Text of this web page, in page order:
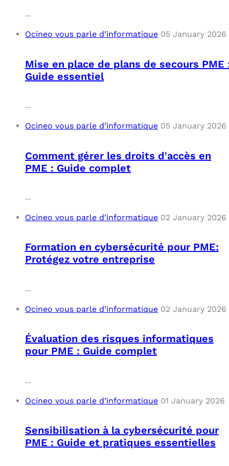
...
Ocineo vous parle d’informatique 05 January 2026
Mise en place de plans de secours PME
Guide essentiel
...
Ocineo vous parle d’informatique 05 January 2026
Comment gérer les droits d'accès en
PME : Guide complet
...
Ocineo vous parle d’informatique 02 January 2026
Formation en cybersécurité pour PME:
Protégez votre entreprise
...
Ocineo vous parle d’informatique 02 January 2026
Évaluation des risques informatiques
pour PME : Guide complet
...
Ocineo vous parle d’informatique 01 January 2026
Sensibilisation à la cybersécurité pour
PME : Guide et pratiques essentielles